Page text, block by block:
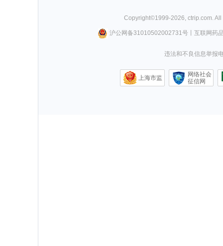
Copyright©1999-2026, ctrip.com.
沪公网备31010502002731号丨 互联网药
违法和不良信息举报
上海市监
网络社会
征信网